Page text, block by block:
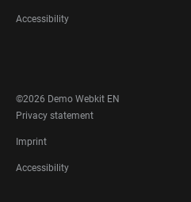
Accessibility
MEDIA
©2026 Demo Webkit EN
FOOTER
LEGAL
Privacy statement
Imprint
Accessibility